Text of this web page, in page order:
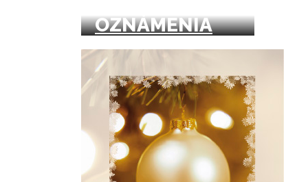
OZNÁMENIA